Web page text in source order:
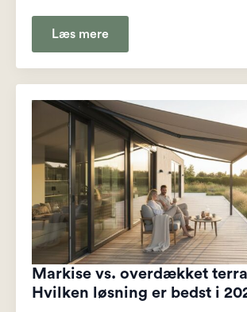
Læs mere
Markise vs. overdækket
Hvilken løsning er bedst i